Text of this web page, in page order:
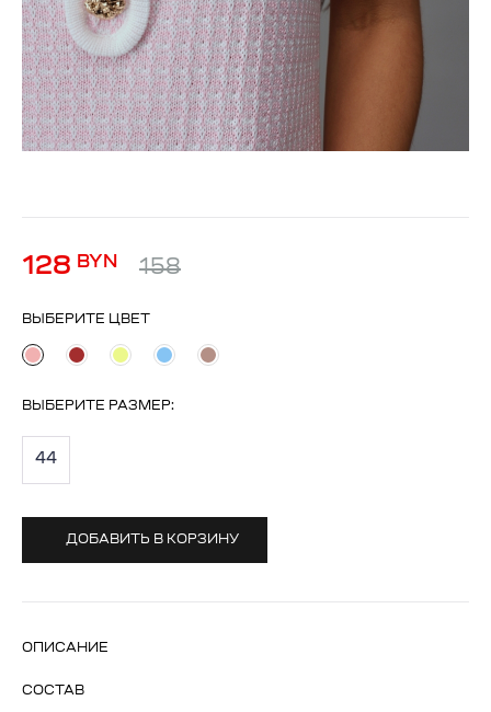
128 BYN 158
ВЫБЕРИТЕ ЦВЕТ
ВЫБЕРИТЕ РАЗМЕР:
44
ДОБАВИТЬ В КОРЗИНУ
ОПИСАНИЕ
СОСТАВ